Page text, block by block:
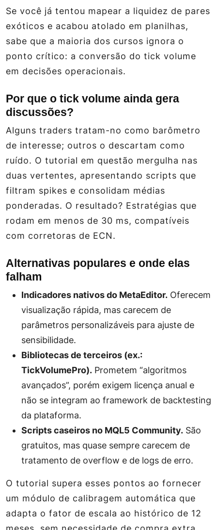
Se você já tentou mapear a liquidez de pares
exóticos e acabou atolado em planilhas,
sabe que a maioria dos cursos ignora o
ponto crítico: a conversão do tick volume
em decisões operacionais.
Por que o tick volume ainda gera
discussões?
Alguns traders tratam-no como barômetro
de interesse; outros o descartam como
ruído. O tutorial em questão mergulha nas
duas vertentes, apresentando scripts que
filtram spikes e consolidam médias
ponderadas. O resultado? Estratégias que
rodam em menos de 30 ms, compatíveis
com corretoras de ECN.
Alternativas populares e onde elas
falham
Indicadores nativos do MetaEditor. Oferecem
visualização rápida, mas carecem de
parâmetros personalizáveis para ajuste de
sensibilidade.
Bibliotecas de terceiros (ex.:
TickVolumePro). Prometem “algoritmos
avançados”, porém exigem licença anual e
não se integram ao framework de backtesting
da plataforma.
Scripts caseiros no MQL5 Community. São
gratuitos, mas quase sempre carecem de
tratamento de overflow e de logs de erro.
O tutorial supera esses pontos ao fornecer
um módulo de calibragem automática que
adapta o fator de escala ao histórico de 12